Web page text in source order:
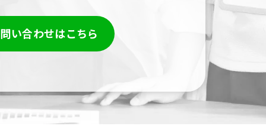
い合わせはこちら